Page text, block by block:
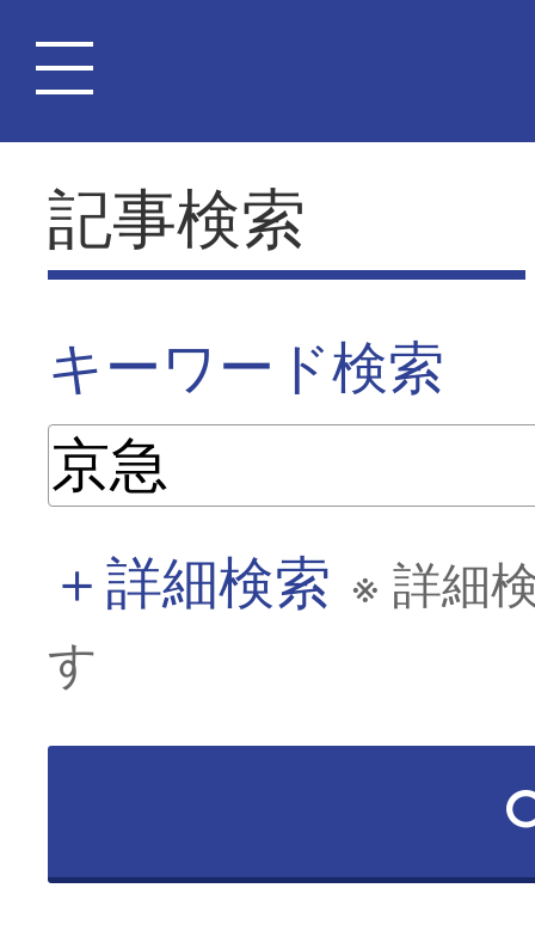
記事検索
キーワード検索
＋詳細検索 ※ 詳細
す